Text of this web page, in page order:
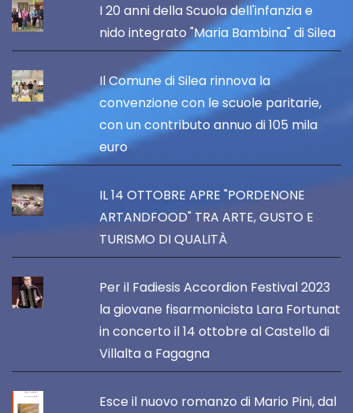
I 20 anni della Scuola dell'infanzia e
nido integrato "Maria Bambina" di Silea
Il Comune di Silea rinnova la
convenzione con le scuole paritarie,
con un contributo annuo di 105 mila
euro
IL 14 OTTOBRE APRE "PORDENONE
ARTANDFOOD" TRA ARTE, GUSTO E
TURISMO DI QUALITÀ
Per il Fadiesis Accordion Festival 2023
la giovane fisarmonicista Lara Fortunat
in concerto il 14 ottobre al Castello di
Villalta a Fagagna
Esce il nuovo romanzo di Mario Pini, dal